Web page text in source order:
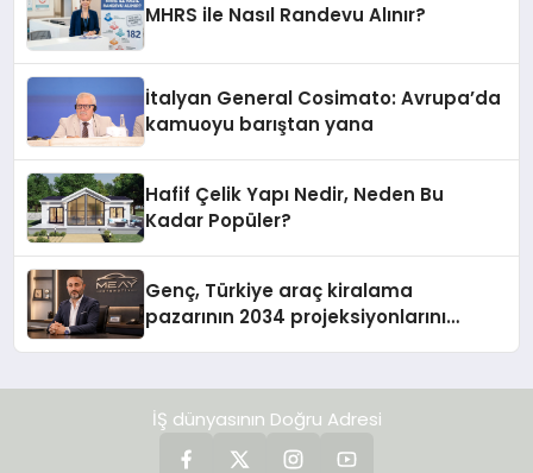
MHRS ile Nasıl Randevu Alınır?
İtalyan General Cosimato: Avrupa’da
kamuoyu barıştan yana
Hafif Çelik Yapı Nedir, Neden Bu
Kadar Popüler?
Genç, Türkiye araç kiralama
pazarının 2034 projeksiyonlarını
İŞ dünyasının Doğru Adresi